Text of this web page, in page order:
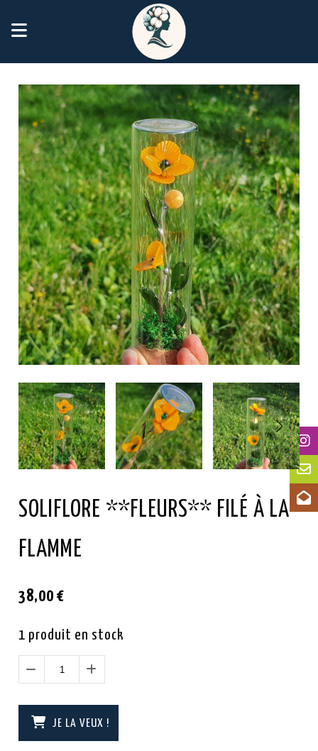
SOLIFLORE **FLEURS** FILÉ À LA
FLAMME
38,00 €
1 produit en stock
JE LA VEUX !
Panneau de gestion des cookies